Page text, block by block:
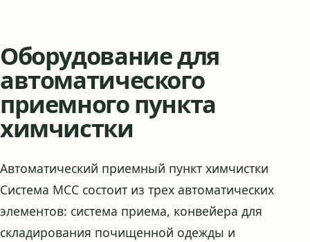
Оборудование для
автоматического
приемного пункта
химчистки
Автоматический приемный пункт химчистки
Система МСС состоит из трех автоматических
элементов: система приема, конвейера для
складирования почищенной одежды и